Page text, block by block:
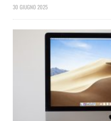
30 GIUGNO 2025